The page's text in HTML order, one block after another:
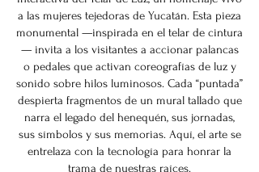
a las mujeres tejedoras de Yucatán. Esta pieza
monumental —inspirada en el telar de cintura
— invita a los visitantes a accionar palancas
o pedales que activan coreografías de luz y
sonido sobre hilos luminosos. Cada “puntada”
despierta fragmentos de un mural tallado que
narra el legado del henequén, sus jornadas,
sus símbolos y sus memorias. Aquí, el arte se
entrelaza con la tecnología para honrar la
trama de nuestras raíces.